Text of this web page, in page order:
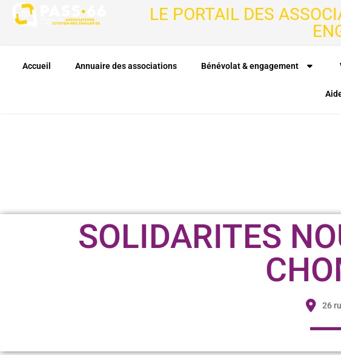
LE PORTAIL DES
Accueil Annuaire des associations Bénévolat & engagement
SOLIDARITES
26